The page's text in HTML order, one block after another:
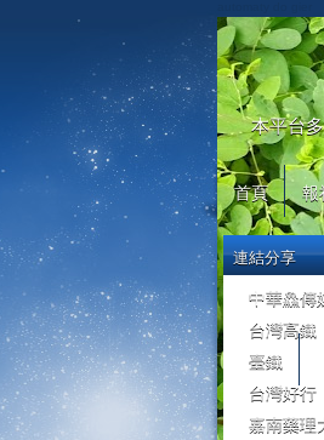
本平台
首頁 報
連結分享
中華鱻傳
台灣高鐵
臺鐵
台灣好行
嘉南藥理